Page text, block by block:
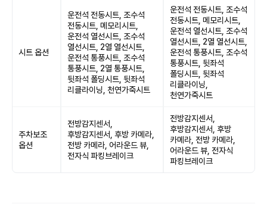
시트 옵션
운전석 전동시트, 조수석
전동시트, 메모리시트,
운전석 열선시트, 조수석
열선시트, 2열 열선시트,
운전석 통풍시트, 조수석
통풍시트, 2열 통풍시트,
뒷좌석 폴딩시트, 뒷좌석
리클라이닝, 천연가죽시트
운전석 전동시트, 조수석
전동시트, 메모리시트,
운전석 열선시트, 조수석
열선시트, 2열 열선시트,
운전석 통풍시트, 조수석
통풍시트, 뒷좌석
폴딩시트, 뒷좌석
리클라이닝,
천연가죽시트
주차보조
옵션
전방감지센서,
후방감지센서, 후방 카메라,
전방 카메라, 어라운드 뷰,
전자식 파킹브레이크
전방감지센서,
후방감지센서, 후방
카메라, 전방 카메라,
어라운드 뷰, 전자식
파킹브레이크